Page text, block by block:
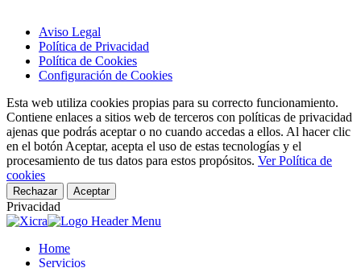
Aviso Legal
Política de Privacidad
Política de Cookies
Configuración de Cookies
Esta web utiliza cookies propias para su correcto funcionamiento.
Contiene enlaces a sitios web de terceros con políticas de privacidad
ajenas que podrás aceptar o no cuando accedas a ellos. Al hacer clic
en el botón Aceptar, acepta el uso de estas tecnologías y el
procesamiento de tus datos para estos propósitos. Ver Política de
cookies
Rechazar Aceptar
Privacidad
Home
Servicios